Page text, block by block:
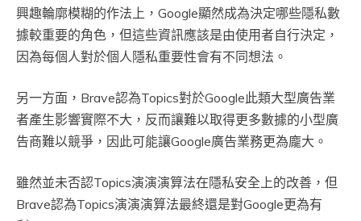
興趣輪廓模糊的作法上，Google顯然成為決定哪些隱私數
據較重要的角色，但這些資訊應該是由使用者自行決定，
因為每個人對於個人隱私重要性會有不同想法。
另一方面，Brave認為Topics對於Google此類大型廣告業
者產生影響實際不大，反而讓難以取得更多數據的小型廣
告商難以競爭，因此可能讓Google廣告業務更為龐大。
雖然並未否認Topics演演演算法在隱私安全上的改善，但
Brave認為Topics演演演算法最終還是對Google更為有